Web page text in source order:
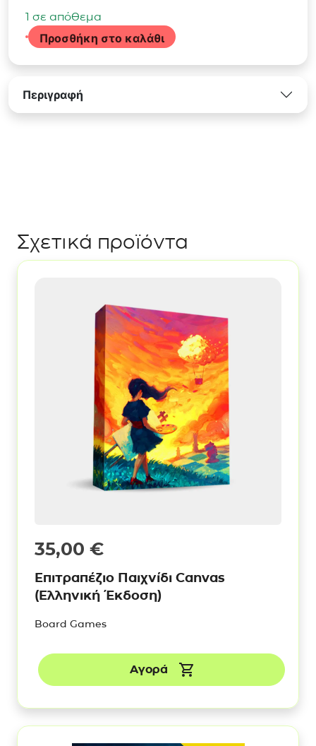
1 σε απόθεμα
Επιτραπέζιο
Lead
Your
Προσθήκη στο καλάθι
Περιγραφή
Σχετικά προϊόντα
35,00 €
Επιτραπέζιο Παιχνίδι Canvas
(Ελληνική Έκδοση)
Board Games
Αγορά